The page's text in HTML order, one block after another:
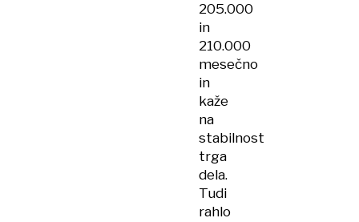
205.000
in
210.000
mesečno
in
kaže
na
stabilnost
trga
dela.
Tudi
rahlo